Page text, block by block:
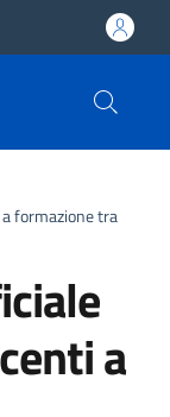
formazione tra
a